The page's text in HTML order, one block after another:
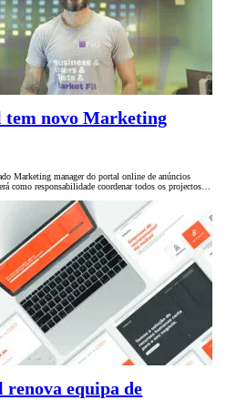
novo Marketing
Marketing manager do portal online de anúncios
como responsabilidade coordenar todos os projectos…
renova equipa de